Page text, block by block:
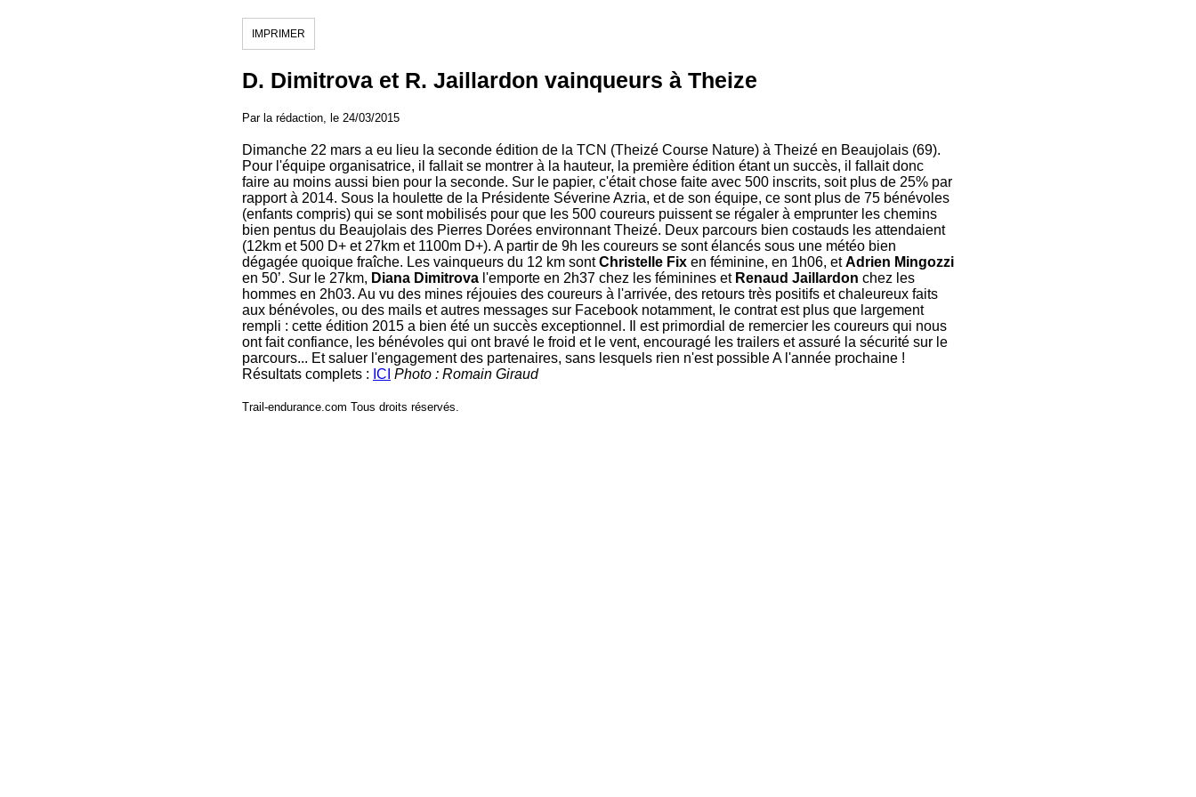
IMPRIMER
D. Dimitrova et R. Jaillardon vainqueurs à Theize
Par la rédaction, le 24/03/2015
Dimanche 22 mars a eu lieu la seconde édition de la TCN (Theizé Course Nature) à Theizé en Beaujolais (69).
Pour l'équipe organisatrice, il fallait se montrer à la hauteur, la première édition étant un succès, il fallait donc
faire au moins aussi bien pour la seconde. Sur le papier, c'était chose faite avec 500 inscrits, soit plus de 25% par
rapport à 2014. Sous la houlette de la Présidente Séverine Azria, et de son équipe, ce sont plus de 75 bénévoles
(enfants compris) qui se sont mobilisés pour que les 500 coureurs puissent se régaler à emprunter les chemins
bien pentus du Beaujolais des Pierres Dorées environnant Theizé. Deux parcours bien costauds les attendaient
(12km et 500 D+ et 27km et 1100m D+). A partir de 9h les coureurs se sont élancés sous une météo bien
dégagée quoique fraîche. Les vainqueurs du 12 km sontChristelle Fix en féminine, en 1h06, etAdrien Mingozzi
en 50’. Sur le 27km, Diana Dimitrova l'emporte en 2h37 chez les féminines et Renaud Jaillardon chez les
hommes en 2h03. Au vu des mines réjouies des coureurs à l'arrivée, des retours très positifs et chaleureux faits
aux bénévoles, ou des mails et autres messages sur Facebook notamment, le contrat est plus que largement
rempli : cette édition 2015 a bien été un succès exceptionnel. Il est primordial de remercier les coureurs qui nous
ont fait confiance, les bénévoles qui ont bravé le froid et le vent, encouragé les trailers et assuré la sécurité sur le
parcours... Et saluer l'engagement des partenaires, sans lesquels rien n'est possible A l'année prochaine !
Résultats complets : ICI Photo : Romain Giraud
Trail-endurance.com Tous droits réservés.